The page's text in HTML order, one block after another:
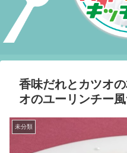
香味だれとカツオ
オのユーリンチー風
未分類